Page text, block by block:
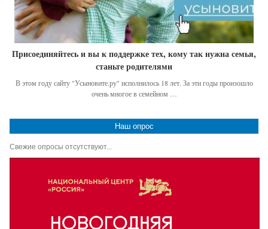
Присоединяйтесь и вы к поддержке тех, кому так нужна семья,
станьте родителями
В этом году сайту "Усыновите.ру" исполнилось 18 лет. За эти годы произошло
очень многое в семейном …
Наш опрос
Свежие опросы отсутствуют...